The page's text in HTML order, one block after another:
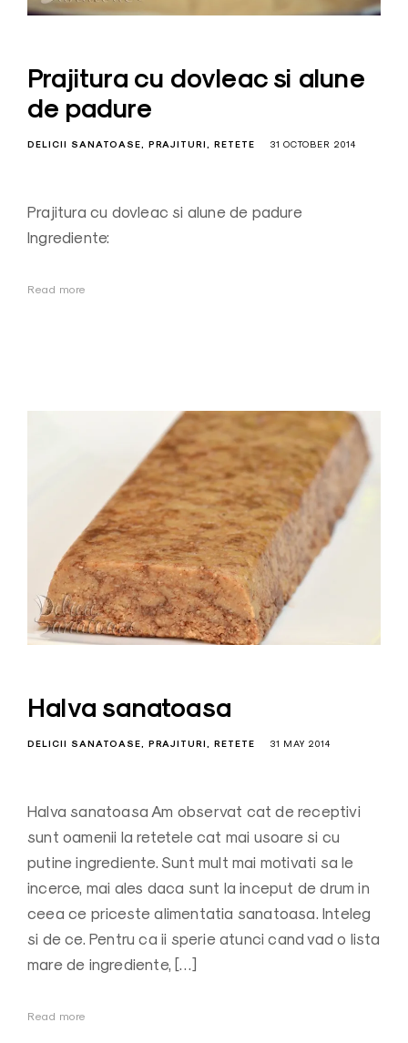
Prajitura cu dovleac si alune
de padure
DELICII SANATOASE PRAJITURI RETETE 31 OCTOBER 2014
Prajitura cu dovleac si alune de padure
Ingrediente:
Read more
Halva sanatoasa
DELICII SANATOASE PRAJITURI RETETE 31 MAY 2014
Halva sanatoasa Am observat cat de receptivi
sunt oamenii la retetele cat mai usoare si cu
putine ingrediente. Sunt mult mai motivati sa le
incerce, mai ales daca sunt la inceput de drum in
ceea ce priceste alimentatia sanatoasa. Inteleg
si de ce. Pentru ca ii sperie atunci cand vad o lista
mare de ingrediente, […]
Read more